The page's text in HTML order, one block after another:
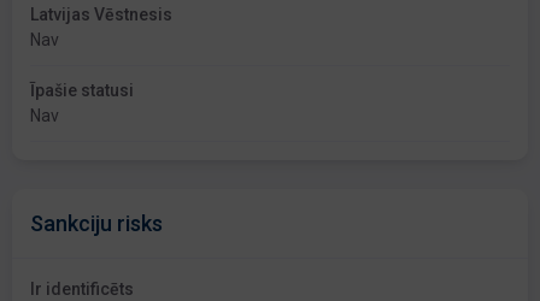
Latvijas Vēstnesis
Nav
Īpašie statusi
Nav
Sankciju risks
Ir identificēts